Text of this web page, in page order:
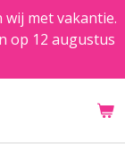
met vakantie.
op 12 augustus